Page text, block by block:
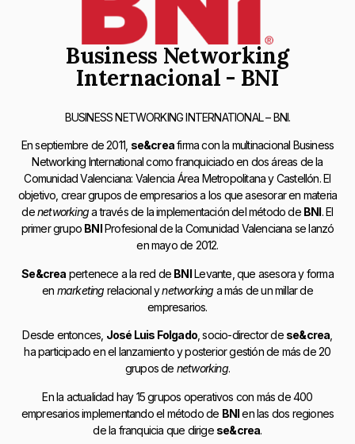
Business Networking
Internacional - BNI
BUSINESS NETWORKING INTERNATIONAL – BNI.
En septiembre de 2011, se&creafirma con la multinacional Business
Networking International como franquiciado en dos áreas de la
Comunidad Valenciana: Valencia Área Metropolitana y Castellón. El
objetivo, crear grupos de empresarios a los que asesorar en materia
denetworkinga través de la implementación del método de BNI. El
primer grupo BNIProfesional de la Comunidad Valenciana se lanzó
en mayo de 2012.
Se&crea pertenece a la red de BNILevante, que asesora y forma
en marketing relacional ynetworking a más de un millar de
empresarios.
Desde entonces, José Luis Folgado , socio-director de se&crea
ha participado en el lanzamiento y posterior gestión de más de 20
grupos de networking.
En la actualidad hay 15 grupos operativos con más de 400
empresarios implementando el método de BNIen las dos regiones
de la franquicia que dirige se&crea.